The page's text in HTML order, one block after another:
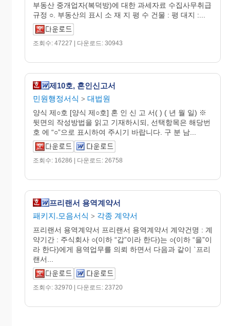
부동산 중개업자(복덕방)에 대한 과세자료 수집사무취급
규정 ○. 부동산의 표시 소 재 지 평 수 건물 : 평 대지 :...
조회수: 47227 | 다운로드: 30943
제10호, 혼인신고서
민원행정서식 > 대법원
양식 제○호 [양식 제○호] 혼 인 신 고 서( ) ( 년 월 일) ※
뒷면의 작성방법을 읽고 기재하시되, 선택항목은 해당번
호 에 “○”으로 표시하여 주시기 바랍니다. 구 분 남...
조회수: 16286 | 다운로드: 26758
프리랜서 용역계약서
패키지.모음서식 > 각종 계약서
프리랜서 용역계약서 프리랜서 용역계약서 계약건명 : 계
약기간 : 주식회사 ○(이하 “갑”이라 한다)는 ○(이하 “을”이
라 한다)에게 용역업무를 의뢰 하면서 다음과 같이 `프리
랜서...
조회수: 32970 | 다운로드: 23720